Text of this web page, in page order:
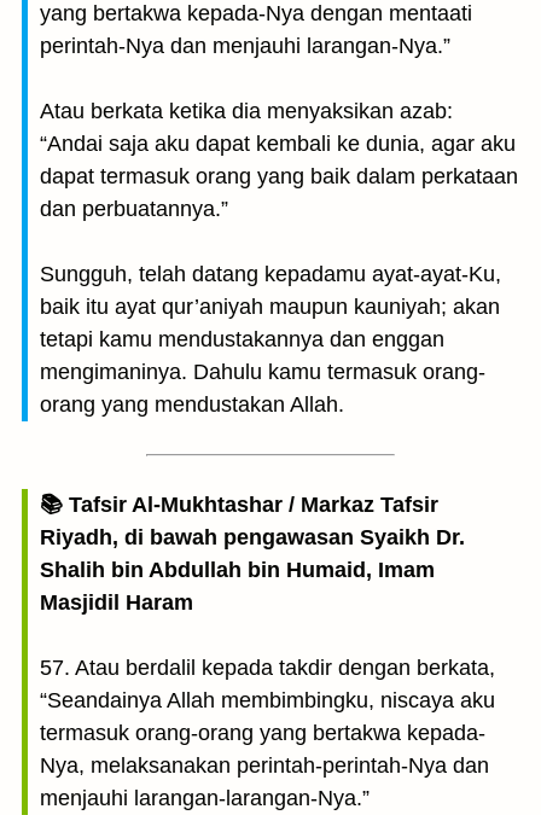
yang bertakwa kepada-Nya dengan mentaati
perintah-Nya dan menjauhi larangan-Nya.”
Atau berkata ketika dia menyaksikan azab:
“Andai saja aku dapat kembali ke dunia, agar aku
dapat termasuk orang yang baik dalam perkataan
dan perbuatannya.”
Sungguh, telah datang kepadamu ayat-ayat-Ku,
baik itu ayat qur’aniyah maupun kauniyah; akan
tetapi kamu mendustakannya dan enggan
mengimaninya. Dahulu kamu termasuk orang-
orang yang mendustakan Allah.
📚 Tafsir Al-Mukhtashar / Markaz Tafsir
Riyadh, di bawah pengawasan Syaikh Dr.
Shalih bin Abdullah bin Humaid, Imam
Masjidil Haram
57. Atau berdalil kepada takdir dengan berkata,
“Seandainya Allah membimbingku, niscaya aku
termasuk orang-orang yang bertakwa kepada-
Nya, melaksanakan perintah-perintah-Nya dan
menjauhi larangan-larangan-Nya.”